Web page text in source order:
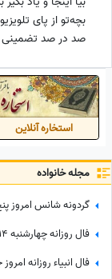
بچه‌تو از پای
صد در صد تضمینی
استخاره آنلاین
مجله خانواده